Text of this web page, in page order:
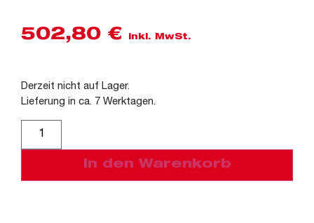
502,80 € inkl. MwSt.
Derzeit nicht auf Lager.
Lieferung in ca. 7 Werktagen.
In den Warenkorb